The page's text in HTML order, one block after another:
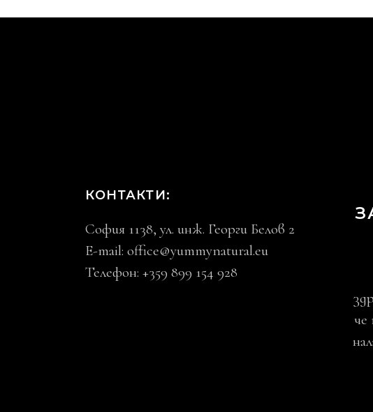
КОНТАКТИ:
София 1138, ул. инж. Георги Белов 2
E-mail: office@yummynatural.eu
Телефон: +359 899 154 928
че